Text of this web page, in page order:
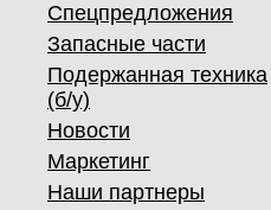
Спецпредложения
Запасные части
Подержанная техника
(б/у)
Новости
Маркетинг
Наши партнеры